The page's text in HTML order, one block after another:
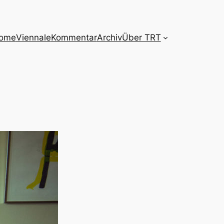
ViennaleKommentarArchivÜber TRT